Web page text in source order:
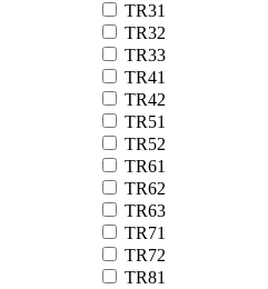
TR31
TR32
TR33
TR41
TR42
TR51
TR52
TR61
TR62
TR63
TR71
TR72
TR81